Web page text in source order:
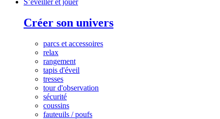
S’éveiller et jouer
Créer son univers
parcs et accessoires
relax
rangement
tapis d'éveil
tresses
tour d'observation
sécurité
coussins
fauteuils / poufs